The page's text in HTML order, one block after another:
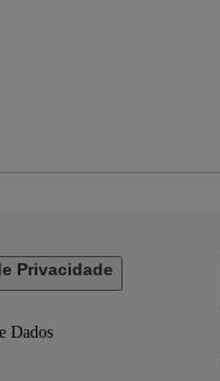
Privacidade
Dados